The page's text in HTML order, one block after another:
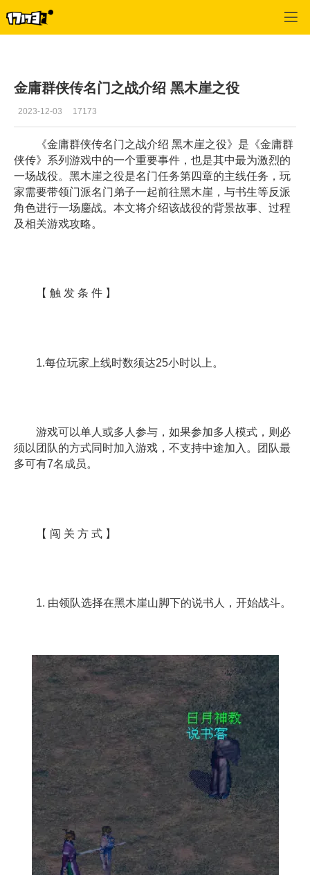
金庸群侠传名门之战介绍 黑木崖之役
2023-12-03 17173
《金庸群侠传名门之战介绍 黑木崖之役》是《金庸群
侠传》系列游戏中的一个重要事件，也是其中最为激烈的
一场战役。黑木崖之役是名门任务第四章的主线任务，玩
家需要带领门派名门弟子一起前往黑木崖，与书生等反派
角色进行一场鏖战。本文将介绍该战役的背景故事、过程
及相关游戏攻略。
【 触 发 条 件 】
1.每位玩家上线时数须达25小时以上。
游戏可以单人或多人参与，如果参加多人模式，则必
须以团队的方式同时加入游戏，不支持中途加入。团队最
多可有7名成员。
【 闯 关 方 式 】
1. 由领队选择在黑木崖山脚下的说书人，开始战斗。